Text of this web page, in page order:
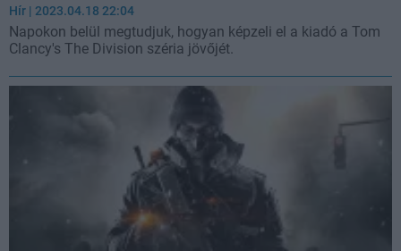
Hír | 2023.04.18 22:04
Napokon belül megtudjuk, hogyan képzeli el a kiadó a Tom
Clancy's The Division széria jövőjét.